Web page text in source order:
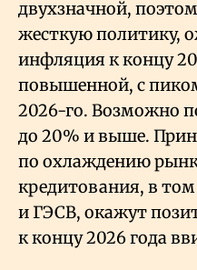
двухзначной,
жесткую политику,
инфляция к концу
повышенной, с
2026-го. Возможно
до 20% и выше.
по охлаждению
кредитования, в
и ГЭСВ, окажут
к концу 2026 года